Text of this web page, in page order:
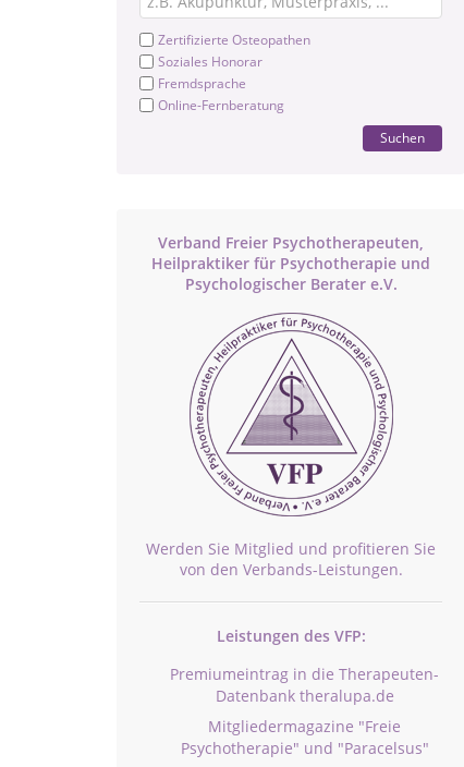
Zertifizierte Osteopathen
Soziales Honorar
Fremdsprache
Online-Fernberatung
Suchen
Verband Freier Psychotherapeuten,
Heilpraktiker für Psychotherapie und
Psychologischer Berater e.V.
Werden Sie Mitglied und profitieren Sie
von den Verbands-Leistungen.
Leistungen des VFP:
Premiumeintrag in die Therapeuten-
Datenbank theralupa.de
Mitgliedermagazine "Freie
Psychotherapie" und "Paracelsus"